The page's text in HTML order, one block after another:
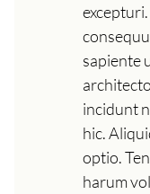
sapiente
incidunt
hic.
optio.
harum